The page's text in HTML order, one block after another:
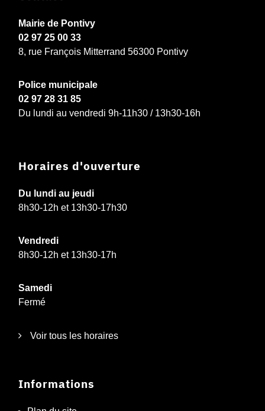
Mairie de Pontivy
02 97 25 00 33
8, rue François Mitterrand 56300 Pontivy
Police municipale
02 97 28 31 85
Du lundi au vendredi 9h-11h30 / 13h30-16h
Horaires d'ouverture
Du lundi au jeudi
8h30-12h et 13h30-17h30
Vendredi
8h30-12h et 13h30-17h
Samedi
Fermé
Voir tous les horaires
Informations